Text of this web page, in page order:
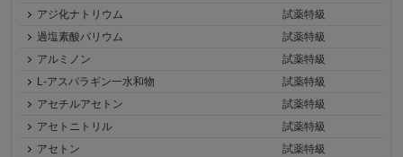
アジ化ナトリウム
試薬特級
過塩素酸バリウム
試薬特級
アルミノン
試薬特級
L-アスパラギン一水和物
試薬特級
アセチルアセトン
試薬特級
アセトニトリル
試薬特級
アセトン
試薬特級